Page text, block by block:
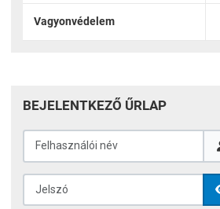
Vagyonvédelem
BEJELENTKEZŐ ŰRLAP